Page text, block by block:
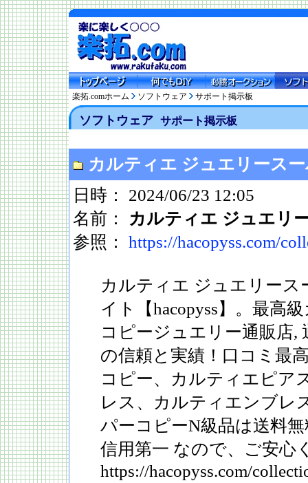
楽拓.comホーム ソフトウェア サポート掲示板
ソフトウェア サポート掲示板
カルティエ ジュエリース
日時： 2024/06/23 12:05
名前：
カルティエ ジュエリ
参照： https://hacopyss.com/
カルティエ ジュエリース
イト【hacopyss】。最高
コピージュエリー通販店,
の信頼と実績！口コミ最
コピー、カルティエピア
レス、カルティエンブレ
パーコピーN級品は送料
信用第一 なので、ご安心
https://hacopyss.com/